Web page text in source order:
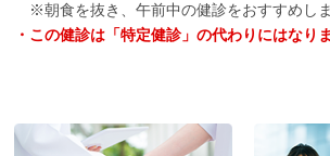
※朝食を抜き、午前中の健診をおすすめしま
・この健診は「特定健診」の代わりにはなり